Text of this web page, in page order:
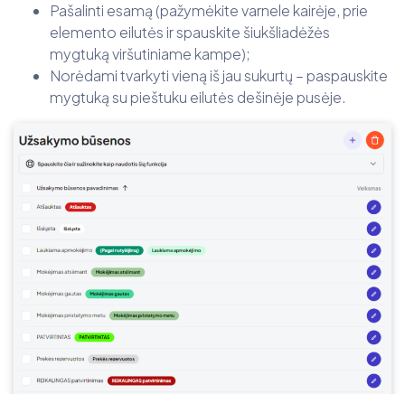
Pašalinti esamą (pažymėkite varnele kairėje, prie
elemento eilutės ir spauskite šiukšliadėžės
mygtuką viršutiniame kampe);
Norėdami tvarkyti vieną iš jau sukurtų – paspauskite
mygtuką su pieštuku eilutės dešinėje pusėje.